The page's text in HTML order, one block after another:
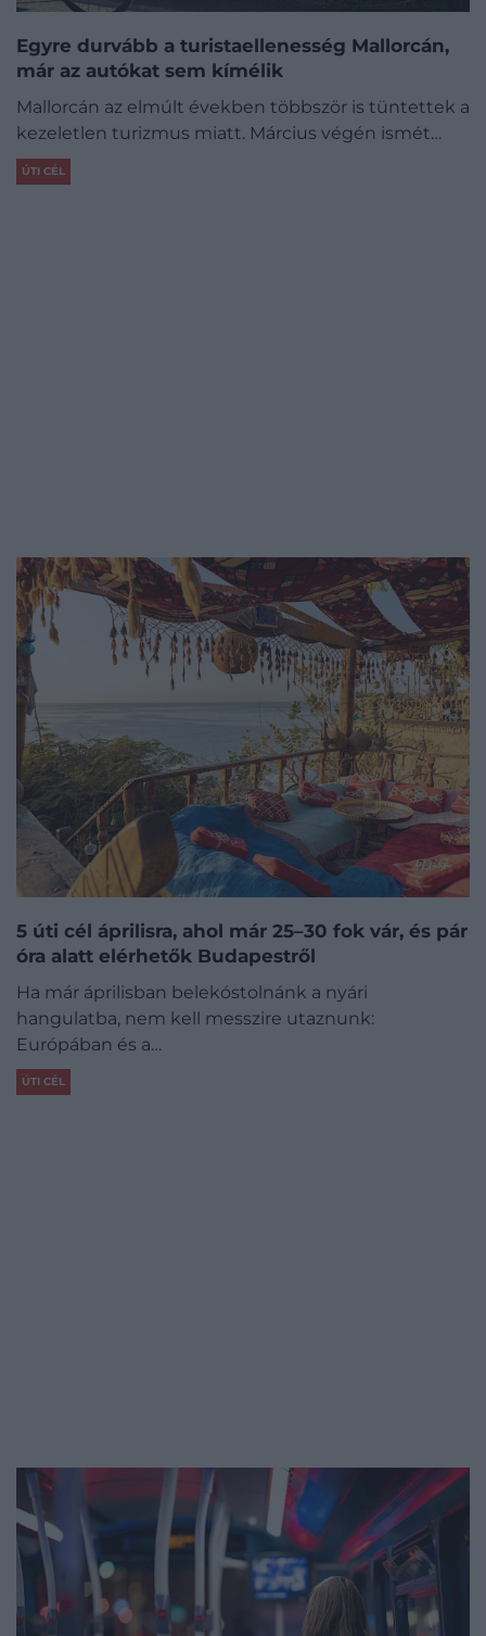
Egyre durvább a turistaellenesség Mallorcán,
már az autókat sem kímélik
Mallorcán az elmúlt években többször is tüntettek a
kezeletlen turizmus miatt. Március végén ismét…
ÚTI CÉL
5 úti cél áprilisra, ahol már 25–30 fok vár, és pár
óra alatt elérhetők Budapestről
Ha már áprilisban belekóstolnánk a nyári
hangulatba, nem kell messzire utaznunk:
Európában és a…
ÚTI CÉL